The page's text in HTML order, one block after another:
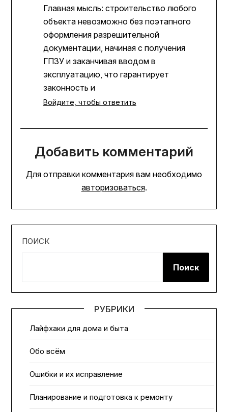
Главная мысль: строительство любого
объекта невозможно без поэтапного
оформления разрешительной
документации, начиная с получения
ГПЗУ и заканчивая вводом в
эксплуатацию, что гарантирует
законность и
Войдите, чтобы ответить
Добавить комментарий
Для отправки комментария вам необходимо
авторизоваться.
ПОИСК
Поиск
РУБРИКИ
Лайфхаки для дома и быта
Обо всём
Ошибки и их исправление
Планирование и подготовка к ремонту